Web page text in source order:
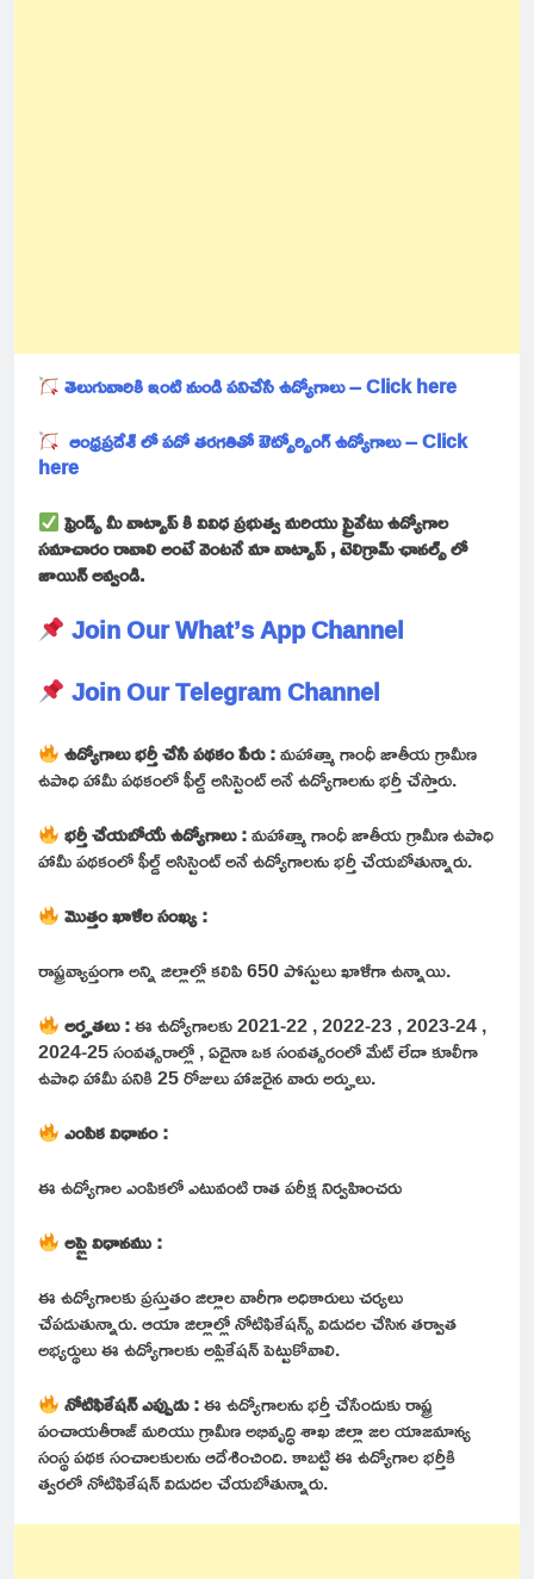
తెలుగువారికి ఇంటి నుండి పనిచేసే ఉద్యోగాలు – Click here
ఆంధ్రప్రదేశ్ లో పదో తరగతితో ఔట్సోర్సింగ్ ఉద్యోగాలు – Click
here
ఫ్రెండ్స్ మీ వాట్సాప్ కి వివిధ ప్రభుత్వ మరియు ప్రైవేటు ఉద్యోగాల
సమాచారం రావాలి అంటే వెంటనే మా వాట్సాప్ , టెలిగ్రామ్ ఛానల్స్ లో
జాయిన్ అవ్వండి.
Join Our What’s App Channel
Join Our Telegram Channel
ఉద్యోగాలు భర్తీ చేసే పథకం పేరు :మహాత్మా గాంధీ జాతీయ గ్రామీణ
ఉపాధి హామీ పథకంలో ఫీల్డ్ అసిస్టెంట్ అనే ఉద్యోగాలను భర్తీ చేస్తారు.
భర్తీ చేయబోయే ఉద్యోగాలు :మహాత్మా గాంధీ జాతీయ గ్రామీణ ఉపాధి
హామీ పథకంలో ఫీల్డ్ అసిస్టెంట్ అనే ఉద్యోగాలను భర్తీ చేయబోతున్నారు.
మొత్తం ఖాళీల సంఖ్య :
రాష్ట్రవ్యాప్తంగా అన్ని జిల్లాల్లో కలిపి 650 పోస్టులు ఖాళీగా ఉన్నాయి.
అర్హతలు :ఈ ఉద్యోగాలకు 2021-22 , 2022-23 , 2023-24 ,
2024-25 సంవత్సరాల్లో , ఏదైనా ఒక సంవత్సరంలో మేట్ లేదా కూలీగా
ఉపాధి హామీ పనికి 25 రోజులు హాజరైన వారు అర్హులు.
ఎంపిక విధానం :
ఈ ఉద్యోగాల ఎంపికలో ఎటువంటి రాత పరీక్ష నిర్వహించరు
అప్లై విధానము :
ఈ ఉద్యోగాలకు ప్రస్తుతం జిల్లాల వారీగా అధికారులు చర్యలు
చేపడుతున్నారు. ఆయా జిల్లాల్లో నోటిఫికేషన్స్ విడుదల చేసిన తర్వాత
అభ్యర్థులు ఈ ఉద్యోగాలకు అప్లికేషన్ పెట్టుకోవాలి.
నోటిఫికేషన్ ఎప్పుడు :ఈ ఉద్యోగాలను భర్తీ చేసేందుకు రాష్ట్ర
పంచాయతీరాజ్ మరియు గ్రామీణ అభివృద్ధి శాఖ జిల్లా జల యాజమాన్య
సంస్థ పథక సంచాలకులను ఆదేశించింది. కాబట్టి ఈ ఉద్యోగాల భర్తీకి
త్వరలో నోటిఫికేషన్ విడుదల చేయబోతున్నారు.